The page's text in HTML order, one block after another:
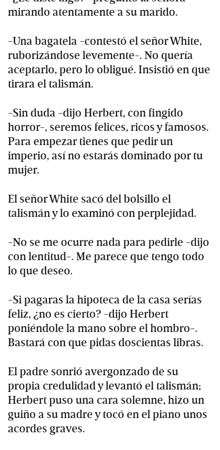
mirando atentamente a su marido.
-Una bagatela -contestó el señor White,
ruborizándose levemente-. No quería
aceptarlo, pero lo obligué. Insistió en que
tirara el talismán.
-Sin duda -dijo Herbert, con fingido
horror-, seremos felices, ricos y famosos.
Para empezar tienes que pedir un
imperio, así no estarás dominado por tu
mujer.
El señor White sacó del bolsillo el
talismán y lo examinó con perplejidad.
-No se me ocurre nada para pedirle -dijo
con lentitud-. Me parece que tengo todo
lo que deseo.
-Si pagaras la hipoteca de la casa serías
feliz, ¿no es cierto? -dijo Herbert
poniéndole la mano sobre el hombro-.
Bastará con que pidas doscientas libras.
El padre sonrió avergonzado de su
propia credulidad y levantó el talismán;
Herbert puso una cara solemne, hizo un
guiño a su madre y tocó en el piano unos
acordes graves.